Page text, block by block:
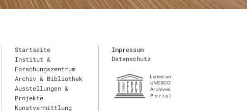
Startseite
Institut &
Forschungszentrum
Archiv & Bibliothek
Ausstellungen &
Projekte
Kunstvermittlung
Impressum
Datenschutz